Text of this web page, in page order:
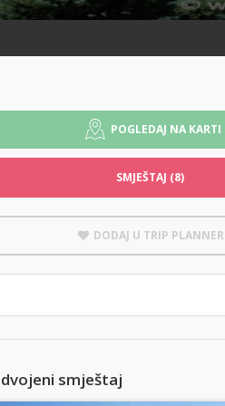
POGLEDAJ NA KARTI
SMJEŠTAJ (8)
DODAJ U TRIP PLANNER
smještaj